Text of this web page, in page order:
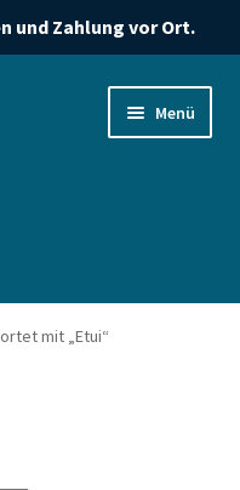
und Zahlung vor Ort.
Menü
mit „Etui“